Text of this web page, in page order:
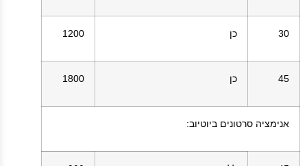
30 כן 1200
45 כן 1800
אנימציה סרטונים ביוטיוב: